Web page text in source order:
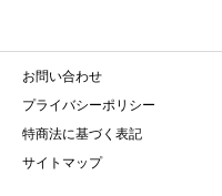
お問い合わせ
プライバシーポリシー
特商法に基づく表記
サイトマップ